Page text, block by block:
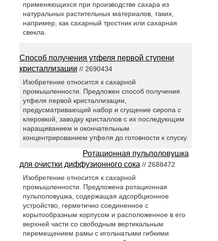
применяющихся при производстве сахара из
натуральных растительных материалов, таких,
например, как сахарный тростник или сахарная
свекла.
Способ получения утфеля первой ступени
кристаллизации // 2690434
Изобретение относится к сахарной
промышленности. Предложен способ получения
утфеля первой кристаллизации,
предусматривающий набор и сгущение сиропа с
клеровкой, заводку кристаллов с их последующим
наращиванием и окончательным
концентрированием утфеля до готовности к спуску.
Ротационная пульполовушка
для очистки диффузионного сока// 2688472
Изобретение относится к сахарной
промышленности. Предложена ротационная
пульполовушка, содержащая адсорбционное
устройство, герметично соединенное с
корытообразным корпусом и расположенное в его
верхней части со свободным вертикальным
перемещением рамы с игольчатыми гибкими